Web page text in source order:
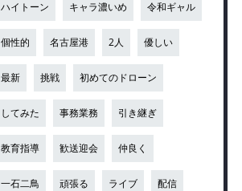
ハイトーン キャラ濃いめ 令和ギャル
個性的 名古屋港 2人 優しい
最新 挑戦 初めてのドローン
してみた 事務業務 引き継ぎ
教育指導 歓送迎会 仲良く
一石二鳥 頑張る ライブ 配信